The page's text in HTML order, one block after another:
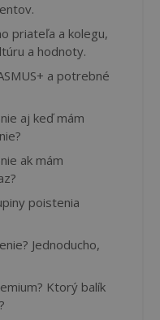
priateľa a kolegu,
a hodnoty.
a potrebné
aj keď mám
ak mám
poistenia
Jednoducho,
Ktorý balík